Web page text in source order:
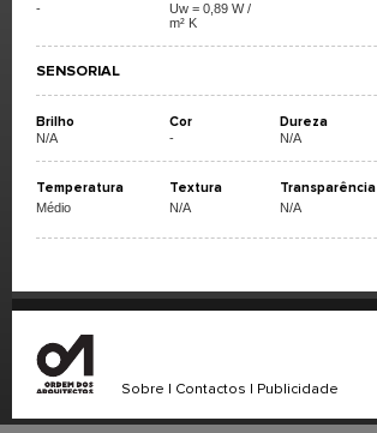
-
Uw = 0,89 W /
m² K
SENSORIAL
Brilho Cor Dureza
N/A - N/A
Temperatura Textura Transparência
Médio N/A N/A
Sobre Contactos Publicidade